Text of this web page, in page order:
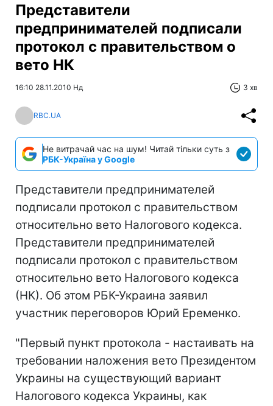
Представители
предпринимателей подписали
протокол с правительством о
вето НК
16:10 28.11.2010 Нд 3 хв
RBC.UA
Не витрачай час на шум! Читай тільки суть з
РБК-Україна у Google
Представители предпринимателей
подписали протокол с правительством
относительно вето Налогового кодекса.
Представители предпринимателей
подписали протокол с правительством
относительно вето Налогового кодекса
(НК). Об этом РБК-Украина заявил
участник переговоров Юрий Еременко.
"Первый пункт протокола - настаивать на
требовании наложения вето Президентом
Украины на существующий вариант
Налогового кодекса Украины, как